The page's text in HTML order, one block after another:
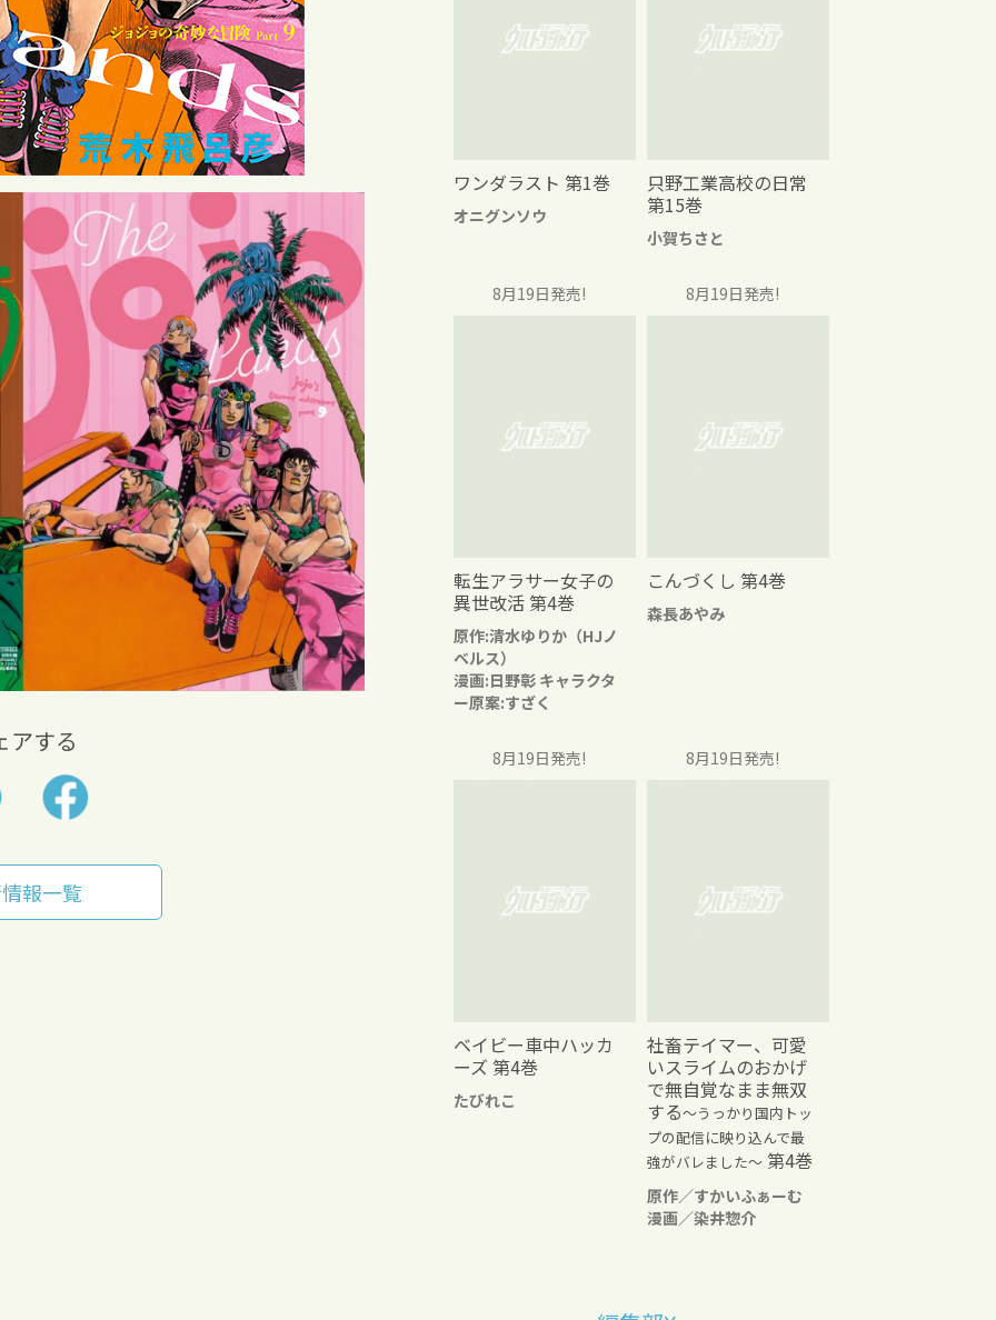
アする
報一覧
ワンダラスト 第1巻
オニグンソウ
只野工業高校の日常
第15巻
小賀ちさと
8月19日発売!
転生アラサー女子の
異世改活 第4巻
原作:清水ゆりか（HJノ
ベルス）
漫画:日野彰 キャラクタ
ー原案:すざく
8月19日発売!
こんづくし 第4巻
森長あやみ
8月19日発売!
ベイビー車中ハッカ
ーズ 第4巻
たびれこ
8月19日発売!
社畜テイマー、可愛
いスライムのおかげ
で無自覚なまま無双
する～うっかり国内トッ
プの配信に映り込んで最
強がバレました～ 第4巻
原作／すかいふぁーむ
漫画／染井惣介